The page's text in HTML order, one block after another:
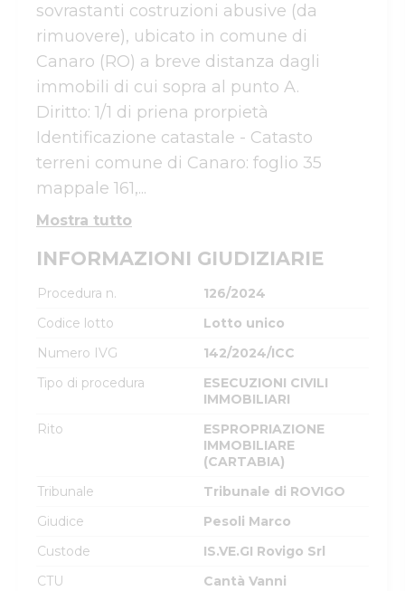
sovrastanti costruzioni abusive (da
rimuovere), ubicato in comune di
Canaro (RO) a breve distanza dagli
immobili di cui sopra al punto A.
Diritto: 1/1 di priena prorpietà
Identificazione catastale - Catasto
terreni comune di Canaro: foglio 35
mappale 161,...
Mostra tutto
INFORMAZIONI GIUDIZIARIE
Procedura n.
126/2024
Codice lotto
Lotto unico
Numero IVG
142/2024/ICC
Tipo di procedura
ESECUZIONI CIVILI
IMMOBILIARI
Rito
ESPROPRIAZIONE
IMMOBILIARE
(CARTABIA)
Tribunale
Tribunale di ROVIGO
Giudice
Pesoli Marco
Custode
IS.VE.GI Rovigo Srl
CTU
Cantà Vanni